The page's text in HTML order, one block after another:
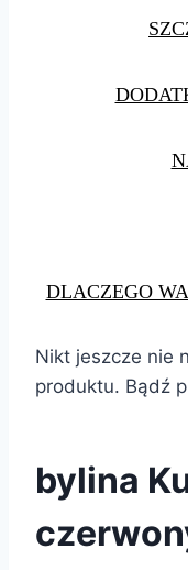
DLACZEGO
Nikt jeszcze nie
produktu. Bądź
bylina